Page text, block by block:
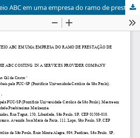
Implantação do custeio ABC em uma empresa do ramo de prestação de serviços